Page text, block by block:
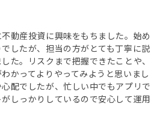
動産投資に興味をもちました。始め
したが、担当の方がとても丁寧に説
た。リスクまで把握できたことや、
かってよりやってみようと思いまし
配でしたが、忙しい中でもアプリで
しっかりしているので安心して運用